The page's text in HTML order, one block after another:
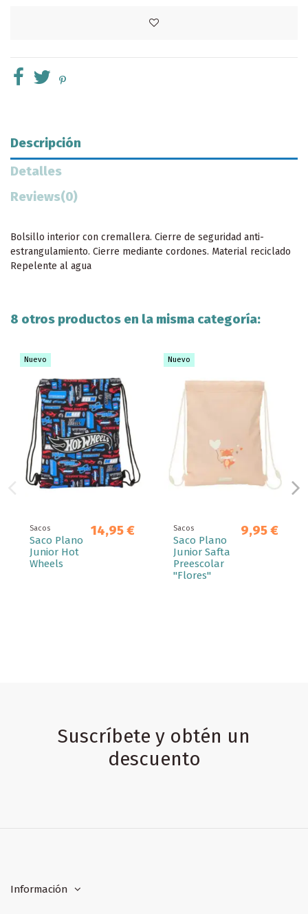
Descripción
Detalles
Reviews(0)
Bolsillo interior con cremallera. Cierre de seguridad anti-
estrangulamiento. Cierre mediante cordones. Material reciclado
Repelente al agua
8 otros productos en la misma categoría:
Nuevo
Sacos
Saco Plano
Junior Hot
Wheels
14,95 €
Nuevo
Sacos
Saco Plano
Junior Safta
Preescolar
"Flores"
9,95 €
Suscríbete y obtén un
descuento
Información